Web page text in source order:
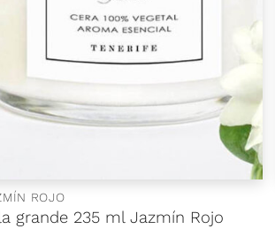
ROJO
grande 235 ml Jazmín Rojo